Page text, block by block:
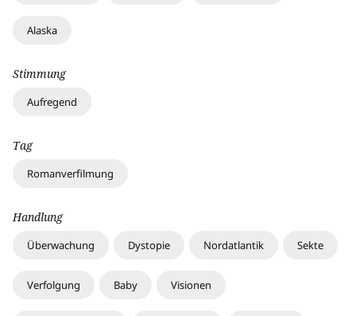
Alaska
Stimmung
Aufregend
Tag
Romanverfilmung
Handlung
Überwachung Dystopie Nordatlantik Sekte
Verfolgung Baby Visionen